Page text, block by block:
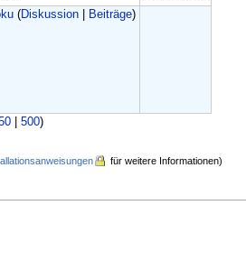
(Diskussion Beiträge)
| 500)
für weitere Informationen)